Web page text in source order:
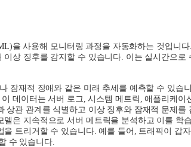
을 사용해 모니터링 과정을 자동화하는 것입니다
이상 징후를 감지할 수 있습니다 이는 실시간으로
잠재적 장애와 같은 미래 추세를 예측할 수 있습
이 데이터는 서버 로그 ,시스템 메트릭 ,애플리케이
상관 관계를 식별하고 이상 징후와 잠재적 문제를
델은 지속적으로 서버 메트릭을 분석하고 이를 학
을 트리거할 수 있습니다.예를 들어
트래픽이 갑
수 있습니다.